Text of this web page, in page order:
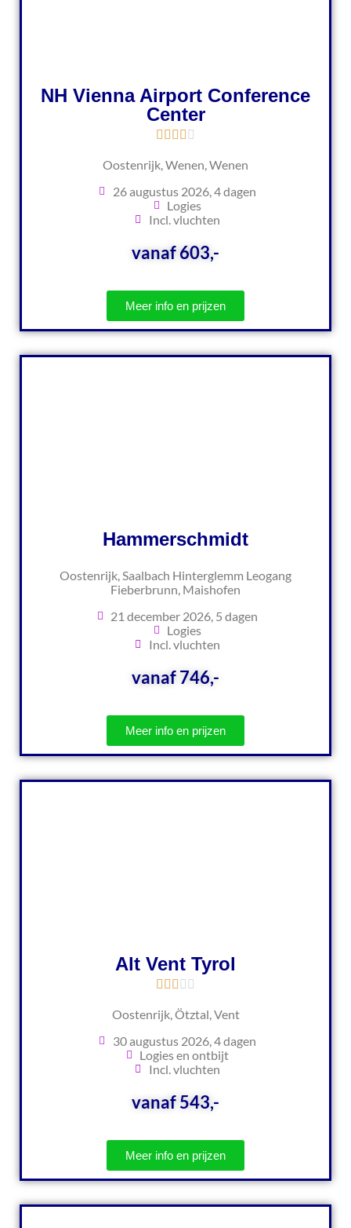
NH Vienna Airport Conference
Center
Oostenrijk, Wenen, Wenen
26 augustus 2026, 4 dagen
Logies
Incl. vluchten
vanaf 603,-
Meer info en prijzen
Hammerschmidt
Oostenrijk, Saalbach Hinterglemm Leogang
Fieberbrunn, Maishofen
21 december 2026, 5 dagen
Logies
Incl. vluchten
vanaf 746,-
Meer info en prijzen
Alt Vent Tyrol
Oostenrijk, Ötztal, Vent
30 augustus 2026, 4 dagen
Logies en ontbijt
Incl. vluchten
vanaf 543,-
Meer info en prijzen